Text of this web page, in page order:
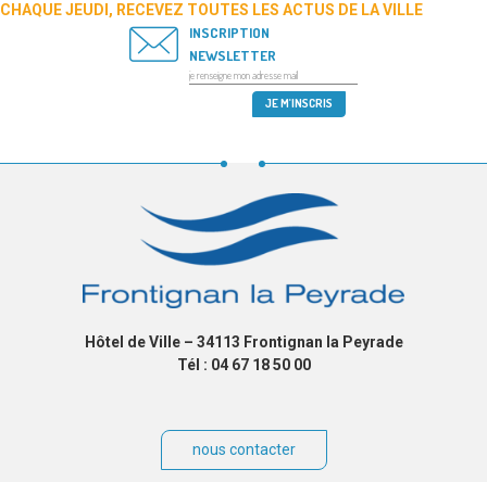
CHAQUE JEUDI, RECEVEZ TOUTES LES ACTUS DE LA VILLE
INSCRIPTION
NEWSLETTER
Hôtel de Ville – 34113 Frontignan la Peyrade
Tél : 04 67 18 50 00
nous contacter